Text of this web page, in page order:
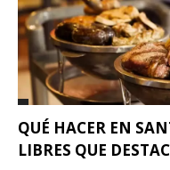
QUÉ HACER EN
LIBRES QUE